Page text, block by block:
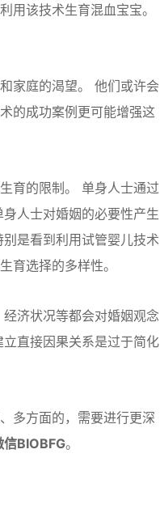
用该技术生育混血宝宝。
家庭的渴望。 他们或许会
的成功案例更可能增强这
育的限制。 单身人士通过
人士对婚姻的必要性产生
是看到利用试管婴儿技术
育选择的多样性。
济状况等都会对婚姻观念
直接因果关系是过于简化
多方面的，需要进行更深
信BIOBFG。